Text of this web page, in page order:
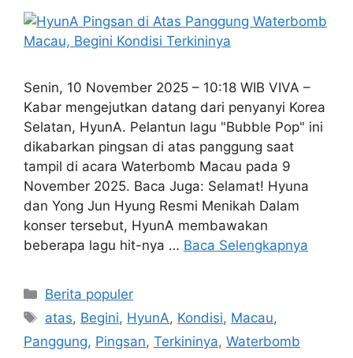
Senin, 10 November 2025 – 10:18 WIB VIVA –
Kabar mengejutkan datang dari penyanyi Korea
Selatan, HyunA. Pelantun lagu "Bubble Pop" ini
dikabarkan pingsan di atas panggung saat
tampil di acara Waterbomb Macau pada 9
November 2025. Baca Juga: Selamat! Hyuna
dan Yong Jun Hyung Resmi Menikah Dalam
konser tersebut, HyunA membawakan
beberapa lagu hit-nya … Baca Selengkapnya
Kategori
Berita populer
Tag
atas, Begini, HyunA, Kondisi, Macau,
Panggung, Pingsan, Terkininya, Waterbomb